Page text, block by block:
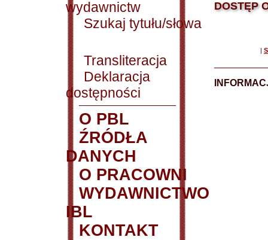
wydawnictw
Szukaj tytułu/słowa
Transliteracja
Deklaracja
dostępności
O PBL
ŹRÓDŁA
DANYCH
O PRACOWNI
WYDAWNICTWO
IBL
KONTAKT
DOSTĘP
|